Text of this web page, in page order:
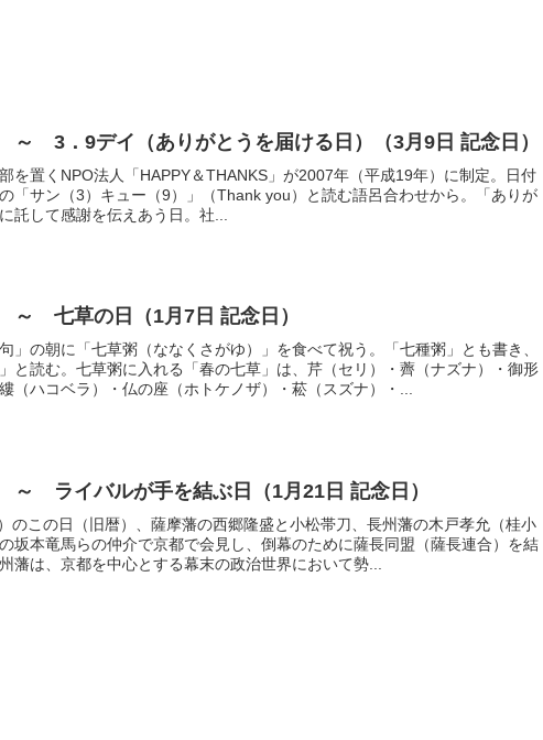
3．9デイ（ありがとうを届ける日）（3月9日 記念日）
を置くNPO法人「HAPPY＆THANKS」が2007年（平成19年）に制定。日付
「サン（3）キュー（9）」（Thank you）と読む語呂合わせから。「ありが
託して感謝を伝えあう日。社...
七草の日（1月7日 記念日）
」の朝に「七草粥（ななくさがゆ）」を食べて祝う。「七種粥」とも書き、
と読む。七草粥に入れる「春の七草」は、芹（セリ）・薺（ナズナ）・御形
縷（ハコベラ）・仏の座（ホトケノザ）・菘（スズナ）・...
ライバルが手を結ぶ日（1月21日 記念日）
のこの日（旧暦）、薩摩藩の西郷隆盛と小松帯刀、長州藩の木戸孝允（桂小
坂本竜馬らの仲介で京都で会見し、倒幕のために薩長同盟（薩長連合）を結
藩は、京都を中心とする幕末の政治世界において勢...